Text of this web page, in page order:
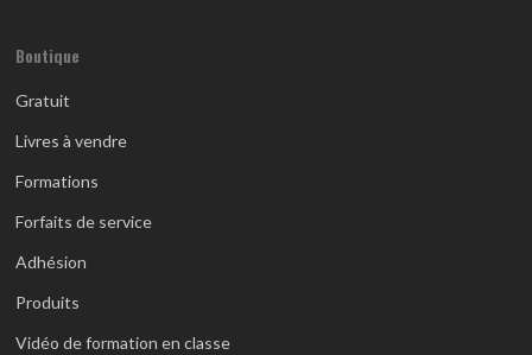
Boutique
Gratuit
Livres à vendre
Formations
Forfaits de service
Adhésion
Produits
Vidéo de formation en classe